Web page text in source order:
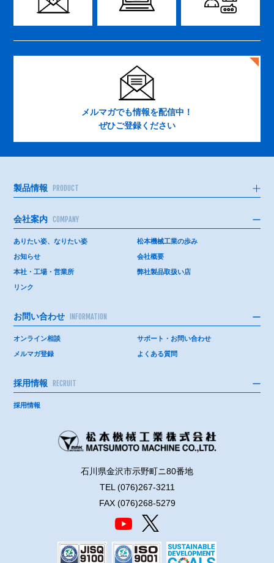
メルマガでも情報を配信中！
ぜひご登録ください
製品情報 PRODUCT
会社案内 COMPANY
ありたい姿、なりたい姿 松本機械工業の歩み
お知らせ 会社概要
本社・工場・営業所 弊社製品取扱い店
リンク
お問い合わせ INFORMATION
オンライン相談 サポート・お問い合わせ
メルマガ登録 よくある質問
採用情報 RECRUIT
採用情報
石川県金沢市示野町ニ80番地
TEL (076)267-3211
FAX (076)268-5279